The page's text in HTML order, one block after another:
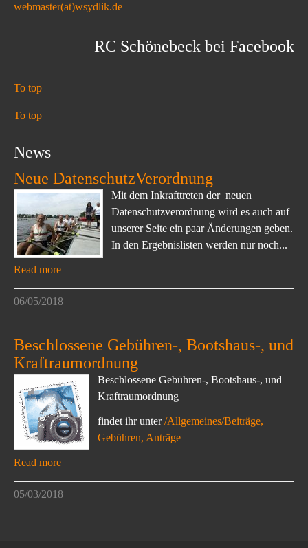
webmaster(at)wsydlik.de
RC Schönebeck bei Facebook
To top
To top
News
Neue DatenschutzVerordnung
Mit dem Inkrafttreten der neuen
Datenschutzverordnung wird es auch auf
unserer Seite ein paar Änderungen geben.
In den Ergebnislisten werden nur noch...
Read more
06/05/2018
Beschlossene Gebühren-, Bootshaus-, und
Kraftraumordnung
Beschlossene Gebühren-, Bootshaus-, und
Kraftraumordnung
findet ihr unter/Allgemeines/Beiträge,
Gebühren, Anträge
Read more
05/03/2018